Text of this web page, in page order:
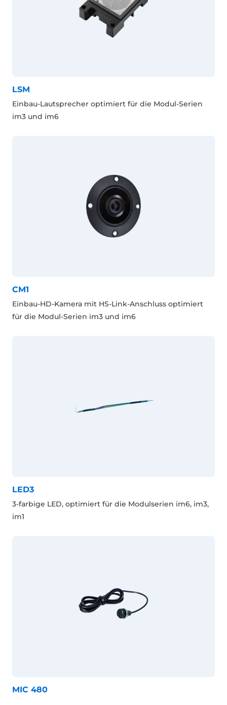
LSM
Einbau-Lautsprecher optimiert für die Modul-Serien
im3 und im6
CM1
Einbau-HD-Kamera mit HS-Link-Anschluss optimiert
für die Modul-Serien im3 und im6
LED3
3-farbige LED, optimiert für die Modulserien im6, im3,
im1
MIC 480